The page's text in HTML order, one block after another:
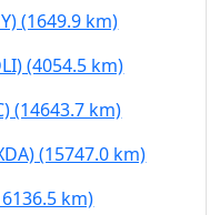
(1649.9 km)
(4054.5 km)
(14643.7 km)
(15747.0 km)
km)